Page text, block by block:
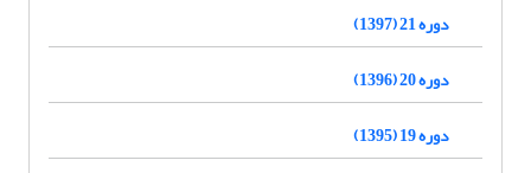
دوره 21 (1397)
دوره 20 (1396)
دوره 19 (1395)